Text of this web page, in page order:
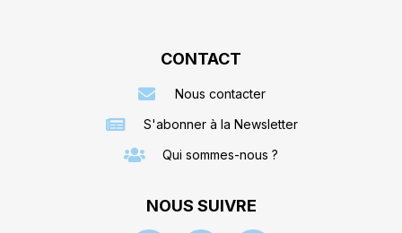
CONTACT
Nous contacter
S'abonner à la Newsletter
Qui sommes-nous ?
NOUS SUIVRE